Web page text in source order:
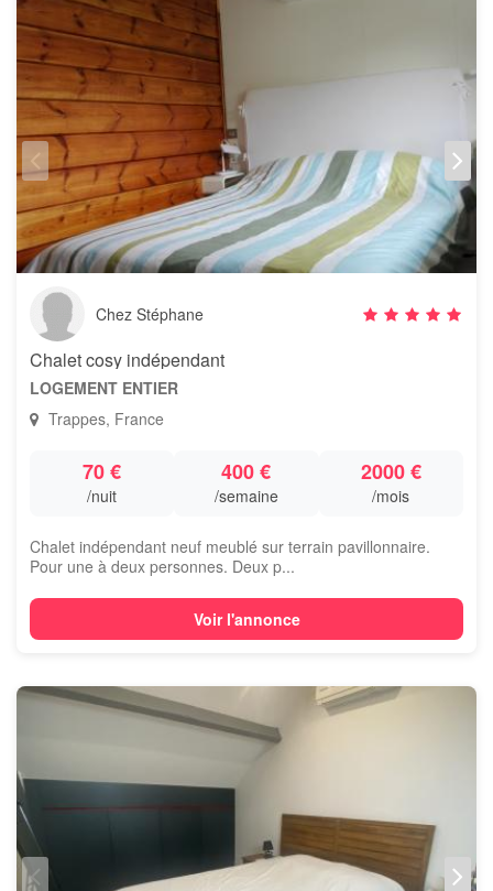
Chez Stéphane
Chalet cosy indépendant
LOGEMENT ENTIER
Trappes, France
70 €
/nuit
400 €
/semaine
2000 €
/mois
Chalet indépendant neuf meublé sur terrain pavillonnaire.
Pour une à deux personnes. Deux p...
Voir l'annonce